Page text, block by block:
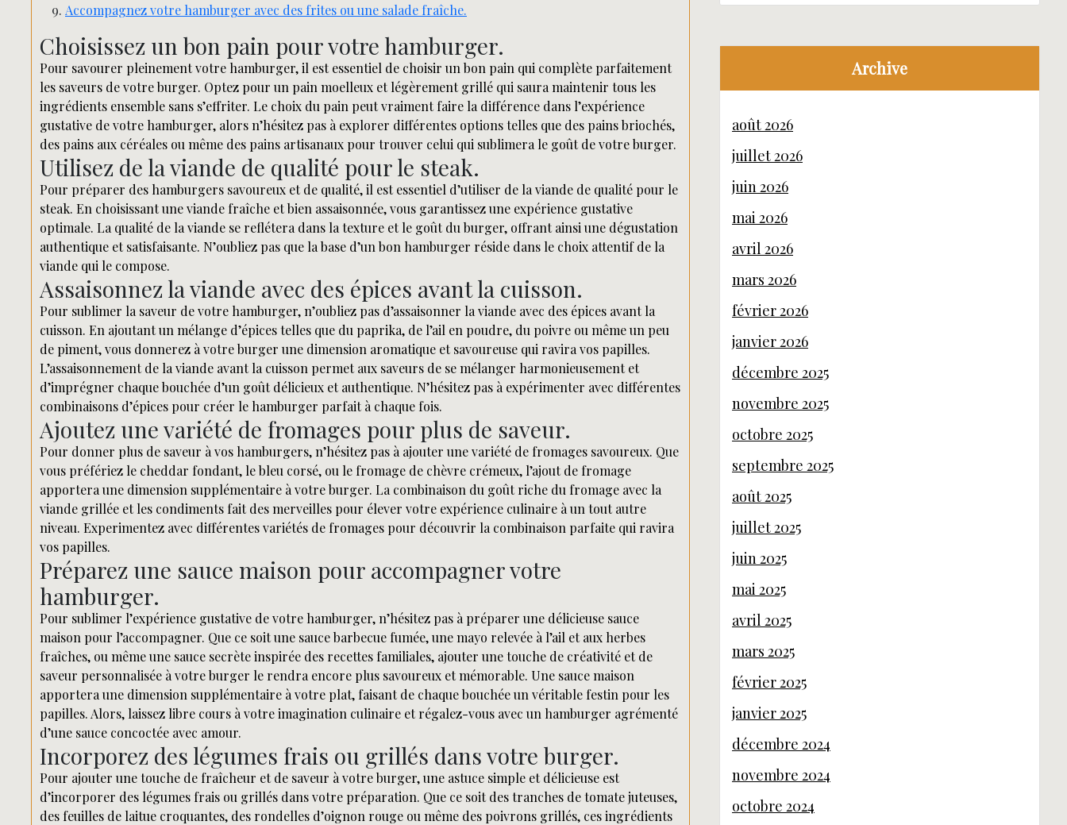
Accompagnez votre hamburger avec des frites ou une salade fraîche.
Choisissez un bon pain pour votre hamburger.
Pour savourer pleinement votre hamburger, il est essentiel de choisir un bon pain qui complète parfaitement
les saveurs de votre burger. Optez pour un pain moelleux et légèrement grillé qui saura maintenir tous les
ingrédients ensemble sans s’effriter. Le choix du pain peut vraiment faire la différence dans l’expérience
gustative de votre hamburger, alors n’hésitez pas à explorer différentes options telles que des pains briochés,
des pains aux céréales ou même des pains artisanaux pour trouver celui qui sublimera le goût de votre burger.
Utilisez de la viande de qualité pour le steak.
Pour préparer des hamburgers savoureux et de qualité, il est essentiel d’utiliser de la viande de qualité pour le
steak. En choisissant une viande fraîche et bien assaisonnée, vous garantissez une expérience gustative
optimale. La qualité de la viande se reflétera dans la texture et le goût du burger, offrant ainsi une dégustation
authentique et satisfaisante. N’oubliez pas que la base d’un bon hamburger réside dans le choix attentif de la
viande qui le compose.
Assaisonnez la viande avec des épices avant la cuisson.
Pour sublimer la saveur de votre hamburger, n’oubliez pas d’assaisonner la viande avec des épices avant la
cuisson. En ajoutant un mélange d’épices telles que du paprika, de l’ail en poudre, du poivre ou même un peu
de piment, vous donnerez à votre burger une dimension aromatique et savoureuse qui ravira vos papilles.
L’assaisonnement de la viande avant la cuisson permet aux saveurs de se mélanger harmonieusement et
d’imprégner chaque bouchée d’un goût délicieux et authentique. N’hésitez pas à expérimenter avec différentes
combinaisons d’épices pour créer le hamburger parfait à chaque fois.
Ajoutez une variété de fromages pour plus de saveur.
Pour donner plus de saveur à vos hamburgers, n’hésitez pas à ajouter une variété de fromages savoureux. Que
vous préfériez le cheddar fondant, le bleu corsé, ou le fromage de chèvre crémeux, l’ajout de fromage
apportera une dimension supplémentaire à votre burger. La combinaison du goût riche du fromage avec la
viande grillée et les condiments fait des merveilles pour élever votre expérience culinaire à un tout autre
niveau. Experimentez avec différentes variétés de fromages pour découvrir la combinaison parfaite qui ravira
vos papilles.
Préparez une sauce maison pour accompagner votre
hamburger.
Pour sublimer l’expérience gustative de votre hamburger, n’hésitez pas à préparer une délicieuse sauce
maison pour l’accompagner. Que ce soit une sauce barbecue fumée, une mayo relevée à l’ail et aux herbes
fraîches, ou même une sauce secrète inspirée des recettes familiales, ajouter une touche de créativité et de
saveur personnalisée à votre burger le rendra encore plus savoureux et mémorable. Une sauce maison
apportera une dimension supplémentaire à votre plat, faisant de chaque bouchée un véritable festin pour les
papilles. Alors, laissez libre cours à votre imagination culinaire et régalez-vous avec un hamburger agrémenté
d’une sauce concoctée avec amour.
Incorporez des légumes frais ou grillés dans votre burger.
Pour ajouter une touche de fraîcheur et de saveur à votre burger, une astuce simple et délicieuse est
d’incorporer des légumes frais ou grillés dans votre préparation. Que ce soit des tranches de tomate juteuses,
des feuilles de laitue croquantes, des rondelles d’oignon rouge ou même des poivrons grillés, ces ingrédients
Archive
août 2026
juillet 2026
juin 2026
mai 2026
avril 2026
mars 2026
février 2026
janvier 2026
décembre 2025
novembre 2025
octobre 2025
septembre 2025
août 2025
juillet 2025
juin 2025
mai 2025
avril 2025
mars 2025
février 2025
janvier 2025
décembre 2024
novembre 2024
octobre 2024